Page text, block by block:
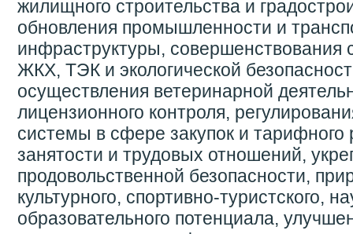
жилищного строительства и
обновления промышленности и
инфраструктуры,
ЖКХ, ТЭК и экологической
осуществления ветеринарной
лицензионного контроля,
системы в сфере закупок и тарифного
занятости и трудовых отношений,
продовольственной безопасности,
культурного, спортивно-туристского,
образовательного потенциала,